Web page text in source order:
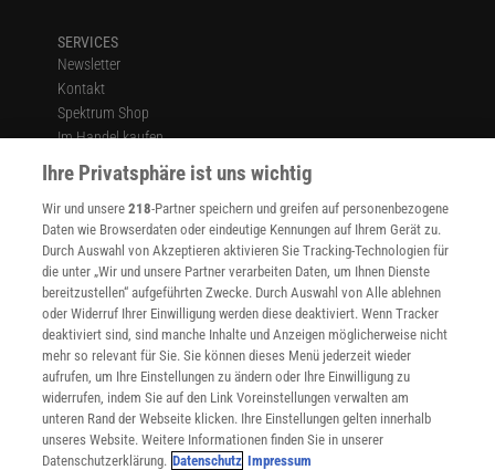
SERVICES
Newsletter
Kontakt
Spektrum Shop
Im Handel kaufen
Presse
Verträge kündigen
Widerruf
INFO
Mediadaten
Datenschutz
Nutzungsbedingungen
Cookie-Einstellungen
Utiq verwalten
Nutzungsbasierte Onlinewerbung
Alle Artikel
Impressum
Ihre Privatsphäre ist uns wichtig
Wir und unsere218-Partner speichern und greifen auf personenbezogene
Daten wie Browserdaten oder eindeutige Kennungen auf Ihrem Gerät zu.
Durch Auswahl von Akzeptieren aktivieren Sie Tracking-Technologien für
die unter „Wir und unsere Partner verarbeiten Daten, um Ihnen Dienste
bereitzustellen“ aufgeführten Zwecke. Durch Auswahl von Alle ablehnen
oder Widerruf Ihrer Einwilligung werden diese deaktiviert. Wenn Tracker
deaktiviert sind, sind manche Inhalte und Anzeigen möglicherweise nicht
mehr so relevant für Sie. Sie können dieses Menü jederzeit wieder
aufrufen, um Ihre Einstellungen zu ändern oder Ihre Einwilligung zu
widerrufen, indem Sie auf den Link Voreinstellungen verwalten am
unteren Rand der Webseite klicken. Ihre Einstellungen gelten innerhalb
unseres Website. Weitere Informationen finden Sie in unserer
Datenschutzerklärung. Datenschutz Impressum